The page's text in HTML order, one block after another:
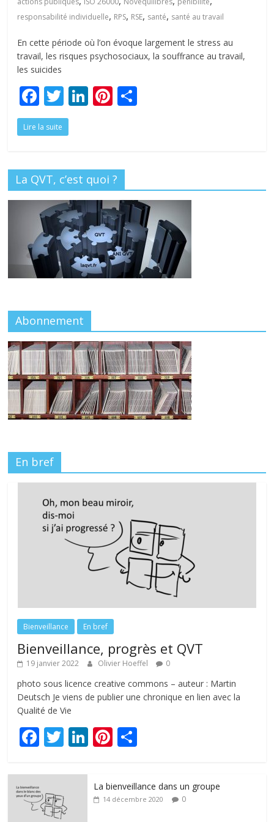
responsabilité individuelle, RPS, RSE, santé, santé au travail
En cette période où l’on évoque largement le stress au
travail, les risques psychosociaux, la souffrance au travail,
les suicides
F
ac
e
o
o
k
T
w
itt
Li
dI
n
Pi
st
Lire la suite
La QVT, c’est quoi ?
Abonnement
En bref
Bienveillance En bref
Bienveillance, progrès et QVT
19 janvier 2022 Olivier Hoeffel 0
photo sous licence creative commons – auteur : Martin
Deutsch Je viens de publier une chronique en lien avec la
Qualité de Vie
F
e
b
o
T
itt
er
Li
e
Pi
e g
La bienveillance dans un groupe
14 décembre 2020 0